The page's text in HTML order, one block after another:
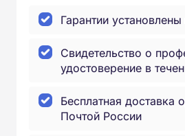
Гарантии
Свидетельство о
удостоверение в
Бесплатная доставка
Почтой России